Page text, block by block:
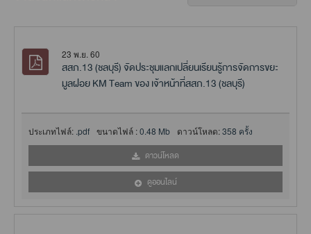
23 พ.ย. 60
สสภ.13 (ชลบุรี) จัดประชุมแลกเปลี่ยนเรียนรู้การจัดการขยะ
มูลฝอย KM Team ของ เจ้าหน้าที่สสภ.13 (ชลบุรี)
ประเภทไฟล์: .pdf ขนาดไฟล์ :0.48 Mb ดาวน์โหลด:358 ครั้ง
ดาวน์โหลด
ดูออนไลน์